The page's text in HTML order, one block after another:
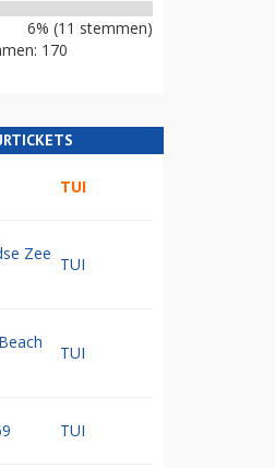
6% (11 stemmen)
170
TUI
Zee
TUI
TUI
TUI